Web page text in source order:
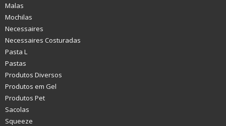
Malas
Mochilas
Necessaires
Necessaires Costuradas
Pasta L
Pastas
Produtos Diversos
Produtos em Gel
Produtos Pet
Sacolas
Squeeze